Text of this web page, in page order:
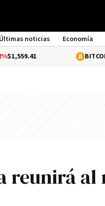
Últimas noticias Economía
0.38%
reunirá al